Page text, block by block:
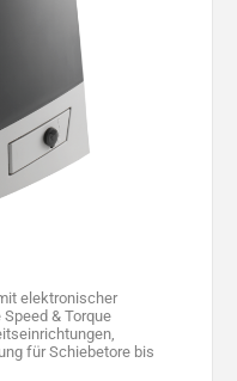
elektronischer
& Torque
für Schiebetore bis